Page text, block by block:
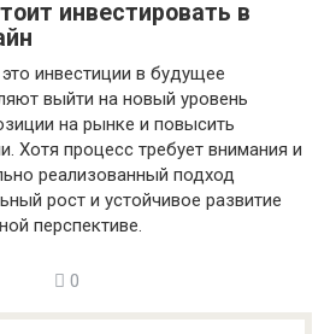
инвестировать в
инвестиции в будущее
выйти на новый уровень
на рынке и повысить
Хотя процесс требует внимания и
реализованный подход
рост и устойчивое развитие
перспективе.
0